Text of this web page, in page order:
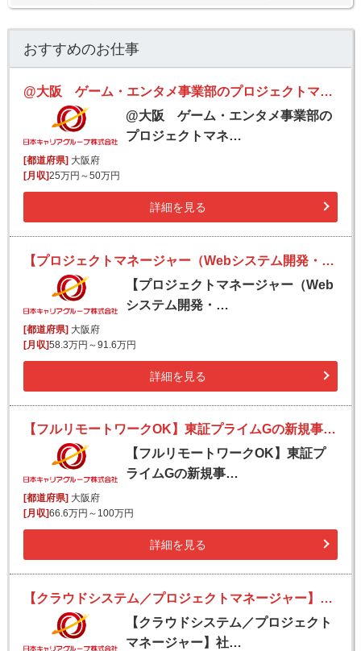
おすすめのお仕事
@大阪 ゲーム・エンタメ事業部のプロジェクトマネージャーを大募集！
@大阪 ゲーム・エンタメ事業部の
プロジェクトマネ…
[都道府県]大阪府
[月収]25万円～50万円
詳細を見る
【プロジェクトマネージャー（Webシステム開発・自社サービス開発）】クライアントとの折衝や調整を通じて課題解決と価値創出をリードするポジション／上場企業／年間休日123日／フレックス／福利厚生充実
【プロジェクトマネージャー（Web
システム開発・…
[都道府県]大阪府
[月収]58.3万円～91.6万円
詳細を見る
【フルリモートワークOK】東証プライムGの新規事業を牽引するJavaテックリード（開発部長）／平均残業時間15時間／ワークライフバランス◎／チームマネジメント
【フルリモートワークOK】東証プ
ライムGの新規事…
[都道府県] 大阪府
[月収]66.6万円～100万円
詳細を見る
【クラウドシステム／プロジェクトマネージャー】社会インフラを支える大型プロジェクトのPM！PL経験者大歓迎！／リモート・フレックス
【クラウドシステム／プロジェクト
マネージャー】社…